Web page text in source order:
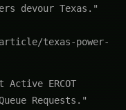
devour Texas."
article/texas-power-
ERCOT
Requests."